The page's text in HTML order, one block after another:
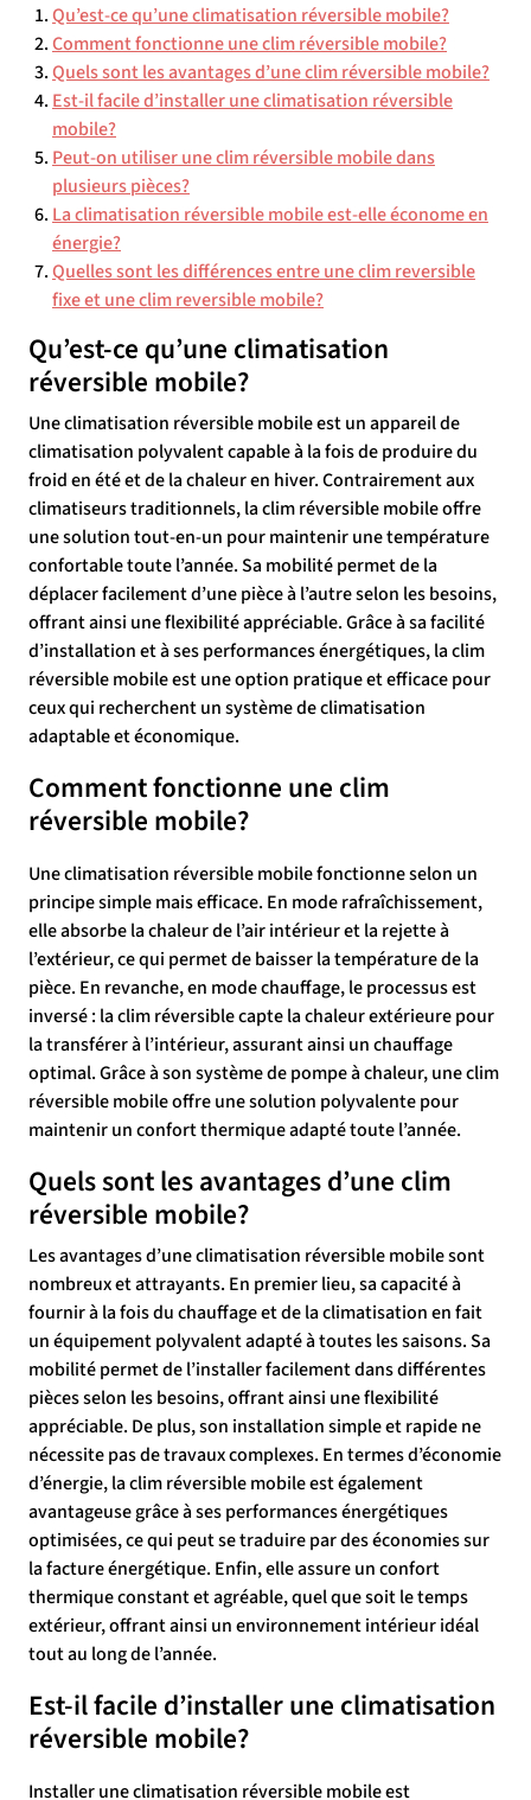
Qu’est-ce qu’une climatisation réversible mobile?
Comment fonctionne une clim réversible mobile?
Quels sont les avantages d’une clim réversible mobile?
Est-il facile d’installer une climatisation réversible
mobile?
Peut-on utiliser une clim réversible mobile dans
plusieurs pièces?
La climatisation réversible mobile est-elle économe en
énergie?
Quelles sont les différences entre une clim reversible
fixe et une clim reversible mobile?
Qu’est-ce qu’une climatisation
réversible mobile?
Une climatisation réversible mobile est un appareil de
climatisation polyvalent capable à la fois de produire du
froid en été et de la chaleur en hiver. Contrairement aux
climatiseurs traditionnels, la clim réversible mobile offre
une solution tout-en-un pour maintenir une température
confortable toute l’année. Sa mobilité permet de la
déplacer facilement d’une pièce à l’autre selon les besoins,
offrant ainsi une flexibilité appréciable. Grâce à sa facilité
d’installation et à ses performances énergétiques, la clim
réversible mobile est une option pratique et efficace pour
ceux qui recherchent un système de climatisation
adaptable et économique.
Comment fonctionne une clim
réversible mobile?
Une climatisation réversible mobile fonctionne selon un
principe simple mais efficace. En mode rafraîchissement,
elle absorbe la chaleur de l’air intérieur et la rejette à
l’extérieur, ce qui permet de baisser la température de la
pièce. En revanche, en mode chauffage, le processus est
inversé : la clim réversible capte la chaleur extérieure pour
la transférer à l’intérieur, assurant ainsi un chauffage
optimal. Grâce à son système de pompe à chaleur, une clim
réversible mobile offre une solution polyvalente pour
maintenir un confort thermique adapté toute l’année.
Quels sont les avantages d’une clim
réversible mobile?
Les avantages d’une climatisation réversible mobile sont
nombreux et attrayants. En premier lieu, sa capacité à
fournir à la fois du chauffage et de la climatisation en fait
un équipement polyvalent adapté à toutes les saisons. Sa
mobilité permet de l’installer facilement dans différentes
pièces selon les besoins, offrant ainsi une flexibilité
appréciable. De plus, son installation simple et rapide ne
nécessite pas de travaux complexes. En termes d’économie
d’énergie, la clim réversible mobile est également
avantageuse grâce à ses performances énergétiques
optimisées, ce qui peut se traduire par des économies sur
la facture énergétique. Enfin, elle assure un confort
thermique constant et agréable, quel que soit le temps
extérieur, offrant ainsi un environnement intérieur idéal
tout au long de l’année.
Est-il facile d’installer une climatisation
réversible mobile?
Installer une climatisation réversible mobile est